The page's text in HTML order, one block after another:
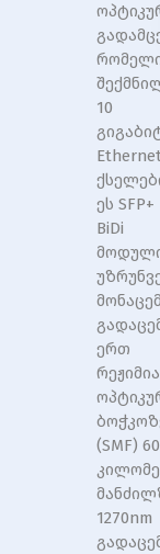
10
ეს SFP+
BiDi
ერთ
(SMF) 60
1270nm